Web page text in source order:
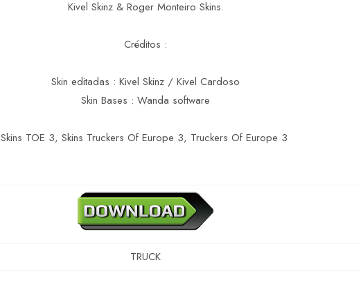
Kivel Skinz & Roger Monteiro Skins.
Créditos :
Skin editadas : Kivel Skinz / Kivel Cardoso
Skin Bases : Wanda software
Skins TOE 3, Skins Truckers Of Europe 3, Truckers Of Europe 3
TRUCK